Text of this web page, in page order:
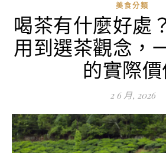
美食分類
喝茶有什麼好處
用到選茶觀念，
的實際
2 6 月, 2026